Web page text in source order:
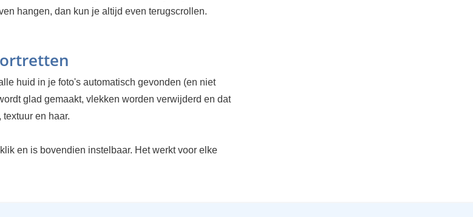
hangen, dan kun je altijd even terugscrollen.
huid in je foto's automatisch gevonden (en niet
glad gemaakt, vlekken worden verwijderd en dat
en haar.
en is bovendien instelbaar. Het werkt voor elke